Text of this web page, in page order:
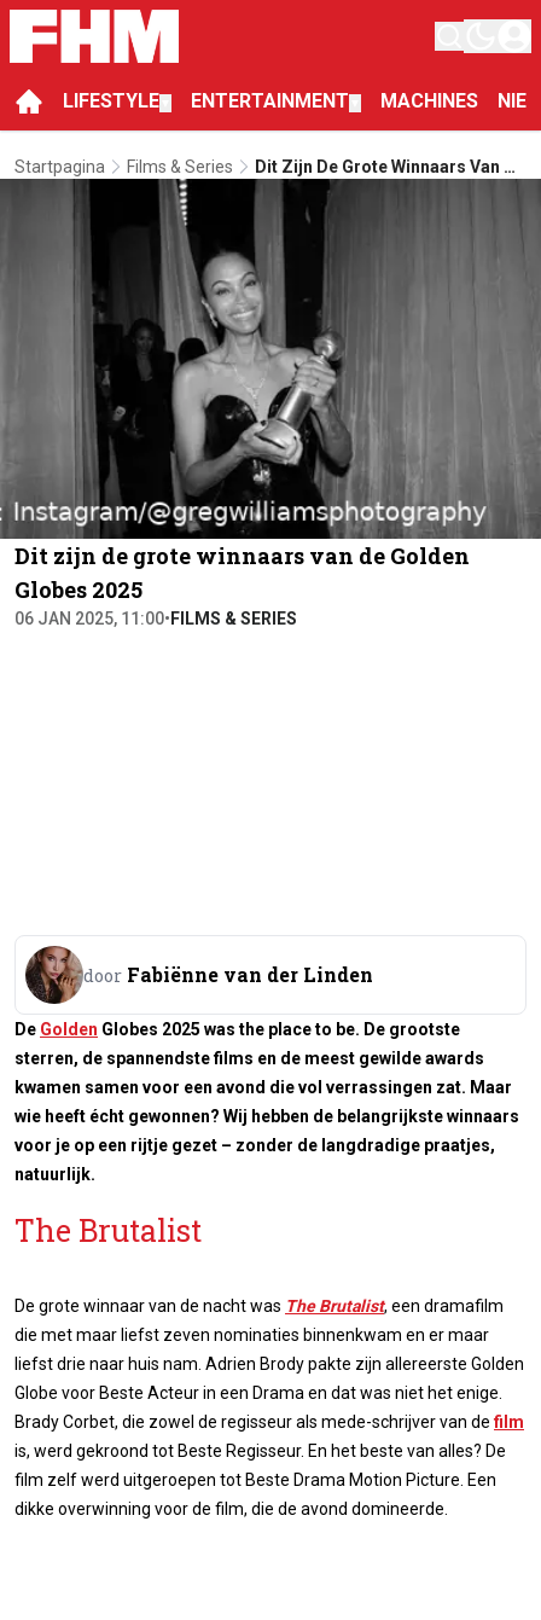
LIFESTYLE ENTERTAINMENT MACHINES
Startpagina Films & Series
Dit Zijn De Grote Winnaars Van De
Golden Globes 2025
Dit zijn de grote winnaars van de Golden
Globes 2025
06 JAN 2025, 11:00•FILMS & SERIES
door Fabiënne van der Linden
De Golden Globes 2025 was the place to be. De grootste
sterren, de spannendste films en de meest gewilde awards
kwamen samen voor een avond die vol verrassingen zat. Maar
wie heeft écht gewonnen? Wij hebben de belangrijkste winnaars
voor je op een rijtje gezet – zonder de langdradige praatjes,
natuurlijk.
The Brutalist
De grote winnaar van de nacht was The Brutalist, een dramafilm
die met maar liefst zeven nominaties binnenkwam en er maar
liefst drie naar huis nam. Adrien Brody pakte zijn allereerste Golden
Globe voor Beste Acteur in een Drama en dat was niet het enige.
Brady Corbet, die zowel de regisseur als mede-schrijver van de film
is, werd gekroond tot Beste Regisseur. En het beste van alles? De
film zelf werd uitgeroepen tot Beste Drama Motion Picture. Een
dikke overwinning voor de film, die de avond domineerde.